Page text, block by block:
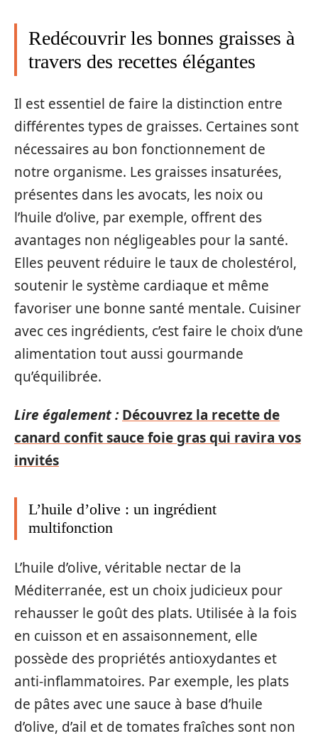
Redécouvrir les bonnes graisses à
travers des recettes élégantes
Il est essentiel de faire la distinction entre
différentes types de graisses. Certaines sont
nécessaires au bon fonctionnement de
notre organisme. Les graisses insaturées,
présentes dans les avocats, les noix ou
l’huile d’olive, par exemple, offrent des
avantages non négligeables pour la santé.
Elles peuvent réduire le taux de cholestérol,
soutenir le système cardiaque et même
favoriser une bonne santé mentale. Cuisiner
avec ces ingrédients, c’est faire le choix d’une
alimentation tout aussi gourmande
qu’équilibrée.
Lire également : Découvrez la recette de
canard confit sauce foie gras qui ravira vos
invités
L’huile d’olive : un ingrédient
multifonction
L’huile d’olive, véritable nectar de la
Méditerranée, est un choix judicieux pour
rehausser le goût des plats. Utilisée à la fois
en cuisson et en assaisonnement, elle
possède des propriétés antioxydantes et
anti-inflammatoires. Par exemple, les plats
de pâtes avec une sauce à base d’huile
d’olive, d’ail et de tomates fraîches sont non